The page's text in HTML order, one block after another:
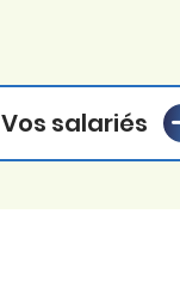
Vos salariés